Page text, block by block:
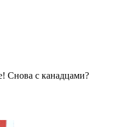
Снова с канадцами?